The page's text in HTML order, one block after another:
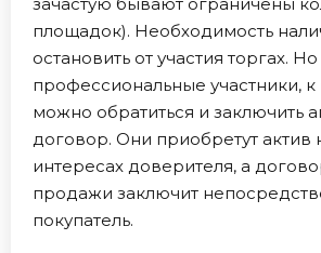
площадок). Необходимость
остановить от участия торгах. Но
профессиональные участники,
можно обратиться и заключить
договор. Они приобретут актив
интересах доверителя, а
продажи заключит
покупатель.